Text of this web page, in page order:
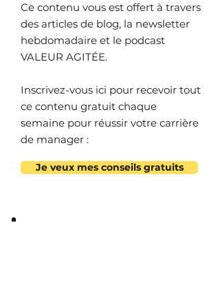
Ce contenu vous est offert à travers
des articles de blog, la newsletter
hebdomadaire et le podcast
VALEUR AGITÉE.
Inscrivez-vous ici pour recevoir tout
ce contenu gratuit chaque
semaine pour réussir votre carrière
de manager :
Je veux mes conseils gratuits